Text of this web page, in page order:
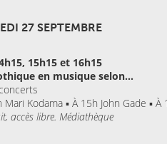
27 SEPTEMBRE
15h15 et 16h15
en musique selon...
Mari Kodama ▪ À 15h John Gade ▪
accès libre. Médiathèque